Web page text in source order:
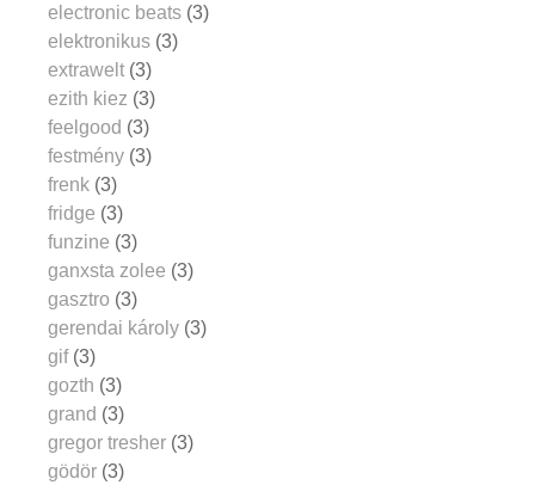
electronic beats (3)
elektronikus (3)
extrawelt (3)
ezith kiez (3)
feelgood (3)
festmény (3)
frenk (3)
fridge (3)
funzine (3)
ganxsta zolee (3)
gasztro (3)
gerendai károly (3)
gif (3)
gozth (3)
grand (3)
gregor tresher (3)
gödör (3)